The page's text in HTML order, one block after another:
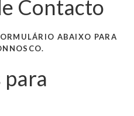
Contacto
ABAIXO PARA